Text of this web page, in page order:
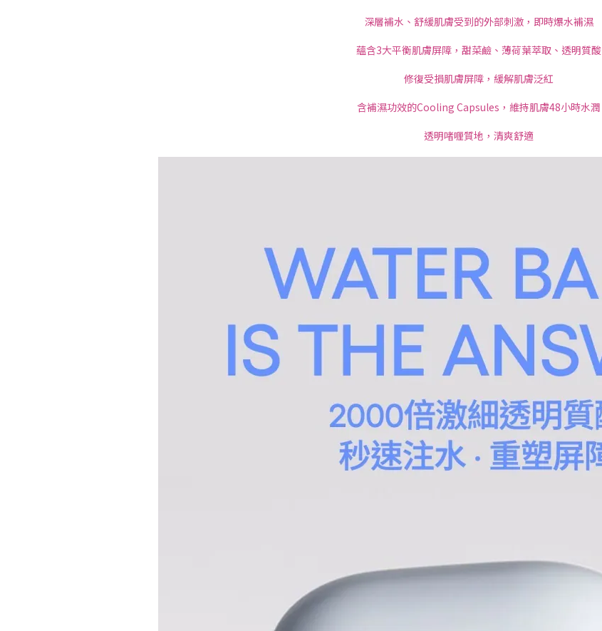
深層補水、舒緩肌膚受到的外部刺激，即時爆水補濕
蘊含3大平衡肌膚屏障，甜菜鹼、薄荷葉萃取、透明質酸
修復受損肌膚屏障，緩解肌膚泛紅
含補濕功效的Cooling Capsules，維持肌膚48小時水潤
透明啫喱質地，清爽舒適